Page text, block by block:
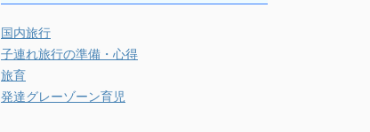
国内旅行
子連れ旅行の準備・心得
旅育
発達グレーゾーン育児